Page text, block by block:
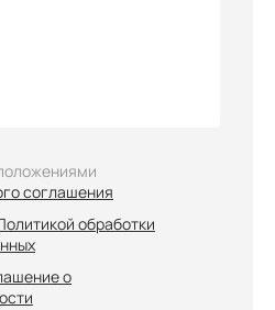
соглашения
обработки
о